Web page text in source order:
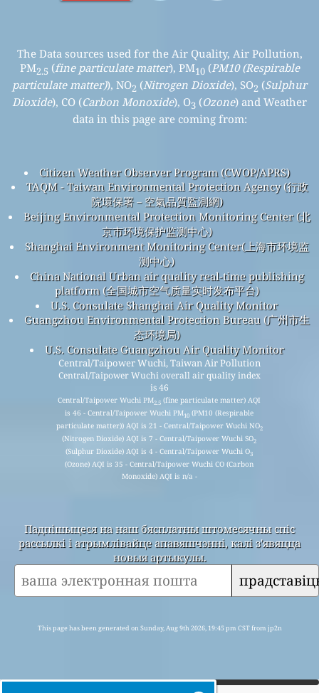
The Data sources used for the Air Quality, Air Pollution,
PM2.5 (fine particulate matter), PM10(PM10 (Respirable
particulate matter)), NO2 (Nitrogen Dioxide), SO2 (Sulphur
Dioxide), CO (Carbon Monoxide), O3 (Ozone) and Weather
data in this page are coming from:
Citizen Weather Observer Program (CWOP/APRS)
TAQM - Taiwan Environmental Protection Agency (行政
院環保署－空氣品質監測網)
Beijing Environmental Protection Monitoring Center (北
京市环境保护监测中心)
Shanghai Environment Monitoring Center(上海市环境监
测中心)
China National Urban air quality real-time publishing
platform (全国城市空气质量实时发布平台)
U.S. Consulate Shanghai Air Quality Monitor
Guangzhou Environmental Protection Bureau (广州市生
态环境局)
U.S. Consulate Guangzhou Air Quality Monitor
Central/Taipower Wuchi, Taiwan Air Pollution
Central/Taipower Wuchi overall air quality index
is 46
Central/Taipower Wuchi PM2.5 (fine particulate matter) AQI
is 46 - Central/Taipower Wuchi PM10 (PM10 (Respirable
particulate matter)) AQI is 21 - Central/Taipower Wuchi NO2
(Nitrogen Dioxide) AQI is 7 - Central/Taipower Wuchi SO2
(Sulphur Dioxide) AQI is 4 - Central/Taipower Wuchi O3
(Ozone) AQI is 35 - Central/Taipower Wuchi CO (Carbon
Monoxide) AQI is n/a -
Падпішыцеся на наш бясплатны штомесячны спіс
рассылкі і атрымлівайце апавяшчэнні, калі з'явяцца
новыя артыкулы.
This page has been generated on Sunday, Aug 9th 2026, 19:45 pm CST from jp2n